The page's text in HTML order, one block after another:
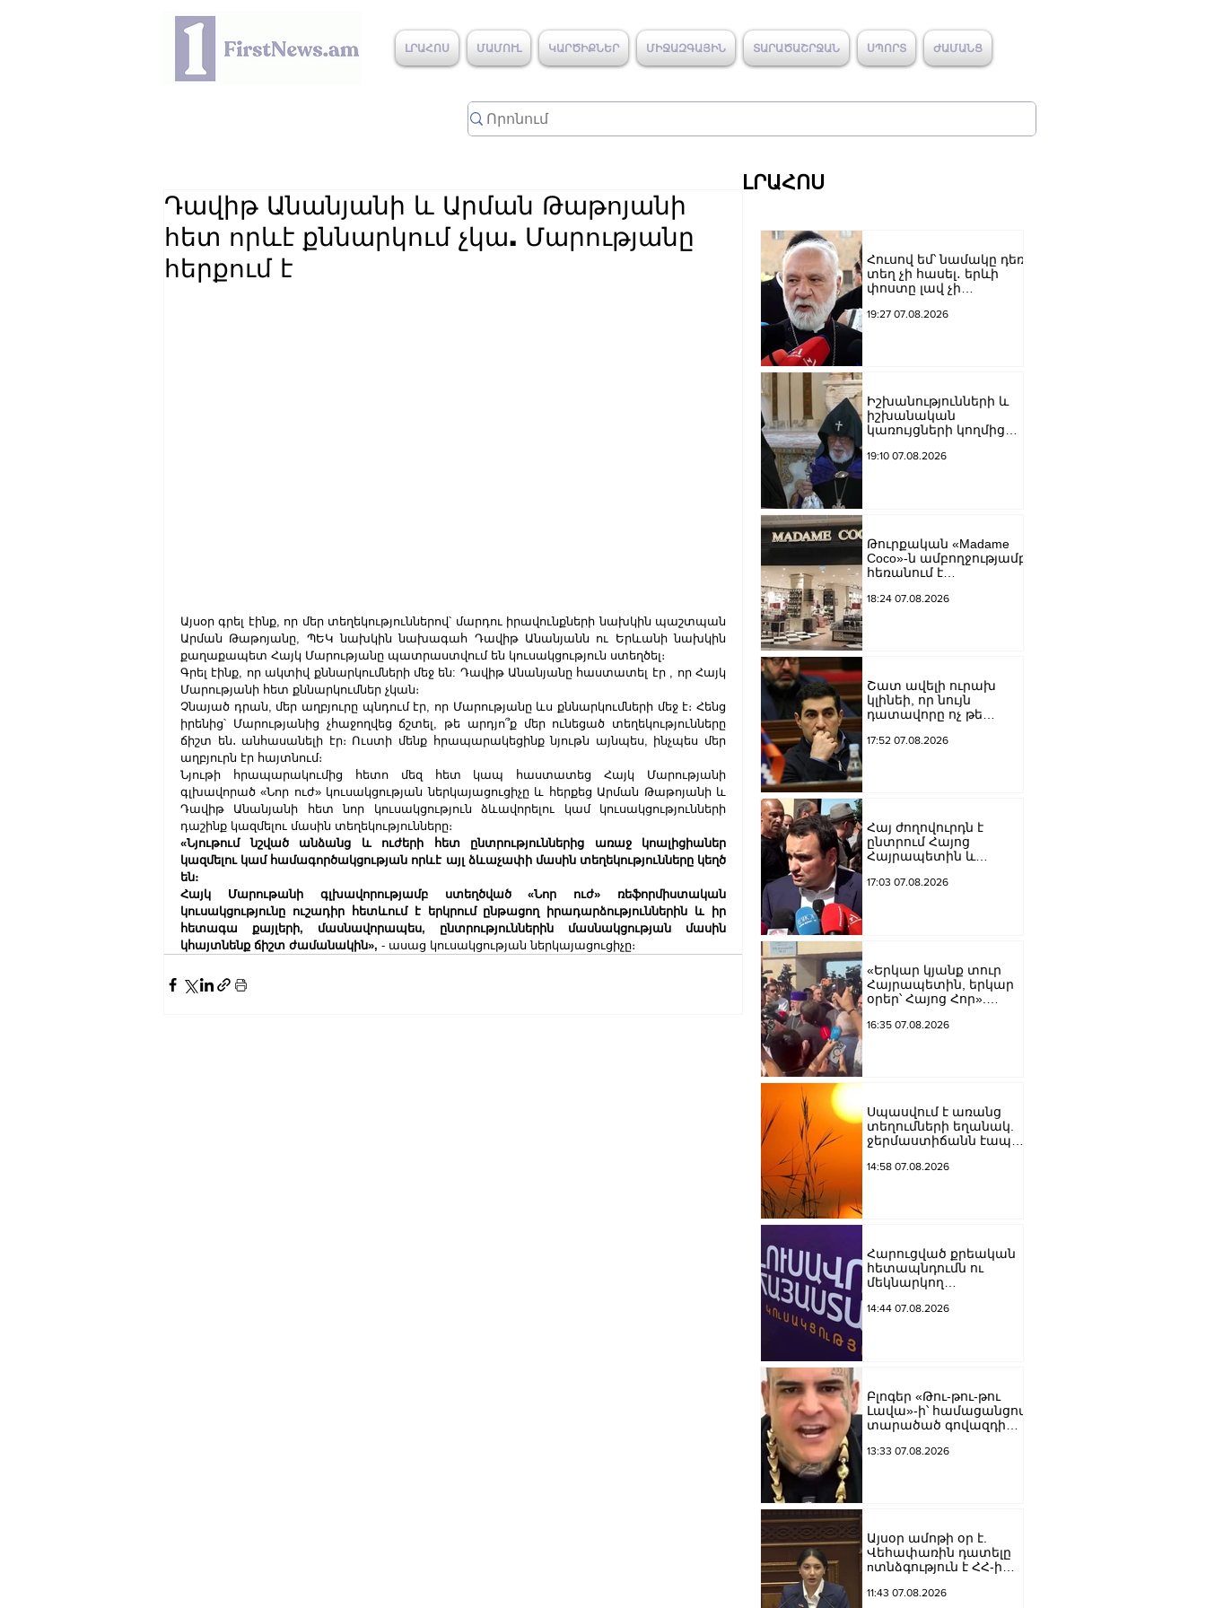
ԼՐԱՀՈՍ ՄԱՄՈՒԼ ԿԱՐԾԻՔՆԵՐ ՄԻՋԱԶԳԱՅԻՆ ՏԱՐԱԾԱՇՐՋԱՆ ՍՊՈՐՏ ԺԱՄԱՆՑ
Դավիթ Անանյանի և Արման Թաթոյանի
հետ որևէ քննարկում չկա. Մարությանը
հերքում է
Այսօր գրել էինք, որ մեր տեղեկություններով՝ մարդու իրավունքների նախկին պաշտպան
Արման Թաթոյանը, ՊԵԿ նախկին նախագահ Դավիթ Անանյանն ու Երևանի նախկին
քաղաքապետ Հայկ Մարությանը պատրաստվում են կուսակցություն ստեղծել։
Գրել էինք, որ ակտիվ քննարկումների մեջ են: Դավիթ Անանյանը հաստատել էր , որ Հայկ
Մարությանի հետ քննարկումներ չկան։
Չնայած դրան, մեր աղբյուրը պնդում էր, որ Մարությանը ևս քննարկումների մեջ է։ Հենց
իրենից՝ Մարությանից չհաջողվեց ճշտել, թե արդյո՞ք մեր ունեցած տեղեկությունները
ճիշտ են․ անհասանելի էր։ Ուստի մենք հրապարակեցինք նյութն այնպես, ինչպես մեր
աղբյուրն էր հայտնում։
Նյութի հրապարակումից հետո մեզ հետ կապ հաստատեց Հայկ Մարությանի
գլխավորած «Նոր ուժ» կուսակցության ներկայացուցիչը և հերքեց Արման Թաթոյանի և
Դավիթ Անանյանի հետ նոր կուսակցություն ձևավորելու կամ կուսակցությունների
դաշինք կազմելու մասին տեղեկությունները։
«Նյութում նշված անձանց և ուժերի հետ ընտրություններից առաջ կոալիցիաներ
կազմելու կամ համագործակցության որևէ այլ ձևաչափի մասին տեղեկությունները կեղծ
են։
Հայկ Մարութանի գլխավորությամբ ստեղծված «Նոր ուժ» ռեֆորմիստական
կուսակցությունը ուշադիր հետևում է երկրում ընթացող իրադարձություններին և իր
հետագա քայլերի, մասնավորապես, ընտրություններին մասնակցության մասին
կհայտնենք ճիշտ ժամանակին», - ասաց կուսակցության ներկայացուցիչը։
ԼՐԱՀՈՍ
Հուսով եմ՝ նամակը դեռ
տեղ չի հասել․ երևի
փոստը լավ չի
արքեպիսկոպոս
19:27 07.08.2026
Իշխանությունների և
իշխանական
կառույցների կողմից
եկեղեցու
կամքին
հպատակեցնելու
համար․ Վեհափառ
19:10 07.08.2026
Թուրքական «Madame
Coco»-ն ամբողջությամբ
հեռանում է
կփակվի 29 խանութ
18:24 07.08.2026
Շատ ավելի ուրախ
կլինեի, որ նույն
դատավորը ոչ թե
կարճեր քրեական
17:52 07.08.2026
Հայ ժողովուրդն է
ընտրում Հայոց
Հայրապետին և
ընթացակարգ չկա, չի էլ
17:03 07.08.2026
«Երկար կյանք տուր
Հայրապետին, երկար
օրեր՝ Հայոց Հոր».
դատարանի բակում
16:35 07.08.2026
Սպասվում է առանց
տեղումների եղանակ.
ջերմաստիճանն էապես
14:58 07.08.2026
Հարուցված քրեական
հետապնդումն ու
մեկնարկող
վերջին տարիներին
խայտառակ
հանգրվանն է.
Լուսավոր Հայաստան
14:44 07.08.2026
Բլոգեր «Թու-թու-թու
Լավա»-ի՝ համացանցով
տարածած գովազդի
ոստիկանությունը
13:33 07.08.2026
Այսօր ամոթի օր է.
Վեհափառին դատելը
nտնձգություն է ՀՀ-ի
նկատմամբ.
11:43 07.08.2026